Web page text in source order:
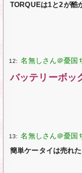
TORQUEは1と2が酷
12:
バッテリーボッ
13:
簡単ケータイは売れ